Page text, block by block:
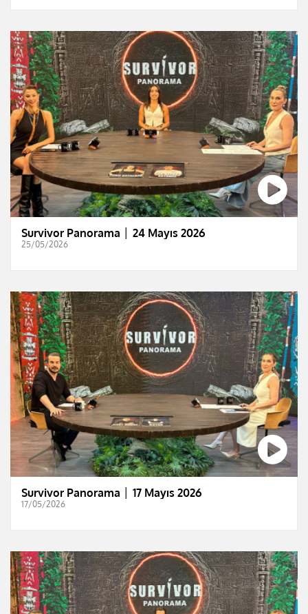
Survivor Panorama │ 24 Mayıs 2026
25/05/2026
Survivor Panorama │ 17 Mayıs 2026
17/05/2026